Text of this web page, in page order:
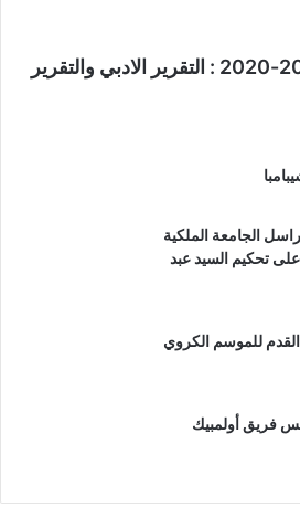
الجمع العام العادي 2019-2020 : التقرير الادبي والتقرير
الجامعة الملكية
على تحكيم السيد عبد
للموسم الكروي
فريق أولمبيك